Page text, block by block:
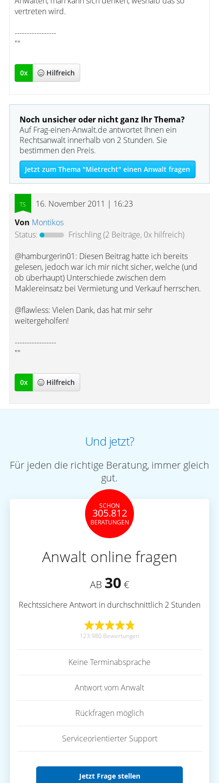
vertreten wird.
-----------------
""
0x Hilfreich
Noch unsicher oder nicht ganz Ihr Thema?
Auf Frag-einen-Anwalt.de antwortet Ihnen ein
Rechtsanwalt innerhalb von 2 Stunden. Sie
bestimmen den Preis.
Jetzt zum Thema "Mietrecht" einen Anwalt fragen
16. November 2011 | 16:23
Von Montikos
Status:
Frischling(2 Beiträge, 0x hilfreich)
@hamburgerin01: Diesen Beitrag hatte ich bereits
gelesen, jedoch war ich mir nicht sicher, welche (und
ob überhaupt) Unterschiede zwischen dem
Maklereinsatz bei Vermietung und Verkauf herrschen.
@flawless: Vielen Dank, das hat mir sehr
weitergeholfen!
-----------------
""
0x Hilfreich
Und jetzt?
Für jeden die richtige Beratung, immer gleich
gut.
SCHON
305.812
BERATUNGEN
Anwalt online fragen
AB 30 €
Rechtssichere Antwort in durchschnittlich 2 Stunden
123.980 Bewertungen
Keine Terminabsprache
Antwort vom Anwalt
Rückfragen möglich
Serviceorientierter Support
Jetzt Frage stellen